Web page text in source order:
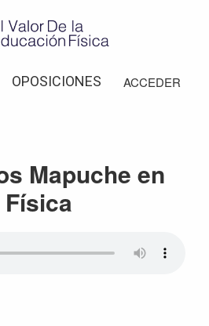
OPOSICIONES ACCEDER
Mapuche en